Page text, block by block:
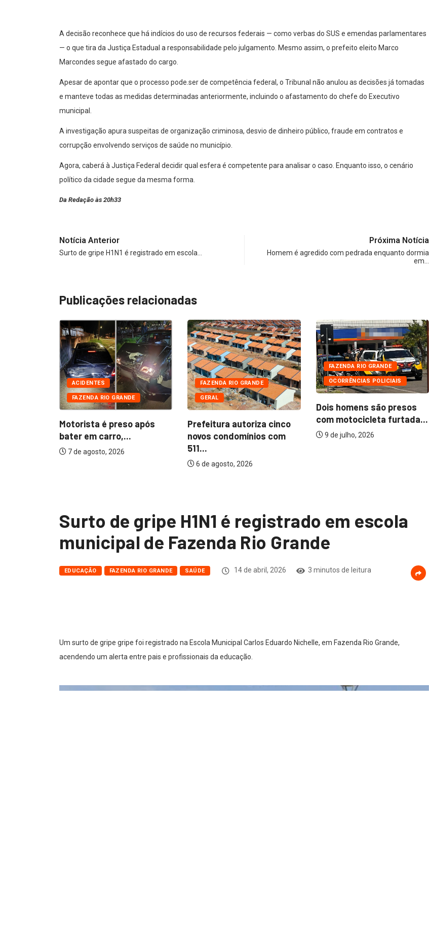
A decisão reconhece que há indícios do uso de recursos federais — como verbas do SUS e emendas parlamentares
— o que tira da Justiça Estadual a responsabilidade pelo julgamento. Mesmo assim, o prefeito eleito Marco
Marcondes segue afastado do cargo.
Apesar de apontar que o processo pode.ser de competência federal, o Tribunal não anulou as decisões já tomadas
e manteve todas as medidas determinadas anteriormente, incluindo o afastamento do chefe do Executivo
municipal.
A investigação apura suspeitas de organização criminosa, desvio de dinheiro público, fraude em contratos e
corrupção envolvendo serviços de saúde no município.
Agora, caberá à Justiça Federal decidir qual esfera é competente para analisar o caso. Enquanto isso, o cenário
político da cidade segue da mesma forma.
Da Redação às 20h33
Notícia Anterior
Surto de gripe H1N1 é registrado em escola…
Próxima Notícia
Homem é agredido com pedrada enquanto dormia
em…
Publicações relacionadas
ACIDENTES
FAZENDA RIO GRANDE
Motorista é preso após
bater em carro,...
7 de agosto, 2026
FAZENDA RIO GRANDE
GERAL
Prefeitura autoriza cinco
novos condomínios com
511...
6 de agosto, 2026
FAZENDA RIO GRANDE
OCORRÊNCIAS POLICIAIS
Dois homens são presos
com motocicleta furtada...
9 de julho, 2026
Surto de gripe H1N1 é registrado em escola
municipal de Fazenda Rio Grande
EDUCAÇÃO FAZENDA RIO GRANDE SAÚDE 14 de abril, 2026 3 minutos de leitura
Um surto de gripe gripe foi registrado na Escola Municipal Carlos Eduardo Nichelle, em Fazenda Rio Grande,
acendendo um alerta entre pais e profissionais da educação.